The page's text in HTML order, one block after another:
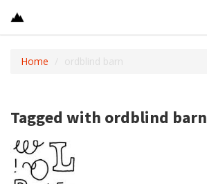
Home ordblind barn
Tagged with ordblind barn